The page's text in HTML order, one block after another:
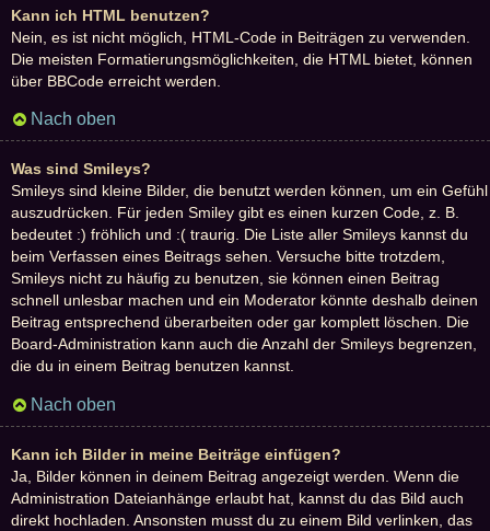
Kann ich HTML benutzen?
Nein, es ist nicht möglich, HTML-Code in Beiträgen zu verwenden.
Die meisten Formatierungsmöglichkeiten, die HTML bietet, können
über BBCode erreicht werden.
Nach oben
Was sind Smileys?
Smileys sind kleine Bilder, die benutzt werden können, um ein Gefühl
auszudrücken. Für jeden Smiley gibt es einen kurzen Code, z. B.
bedeutet :) fröhlich und :( traurig. Die Liste aller Smileys kannst du
beim Verfassen eines Beitrags sehen. Versuche bitte trotzdem,
Smileys nicht zu häufig zu benutzen, sie können einen Beitrag
schnell unlesbar machen und ein Moderator könnte deshalb deinen
Beitrag entsprechend überarbeiten oder gar komplett löschen. Die
Board-Administration kann auch die Anzahl der Smileys begrenzen,
die du in einem Beitrag benutzen kannst.
Nach oben
Kann ich Bilder in meine Beiträge einfügen?
Ja, Bilder können in deinem Beitrag angezeigt werden. Wenn die
Administration Dateianhänge erlaubt hat, kannst du das Bild auch
direkt hochladen. Ansonsten musst du zu einem Bild verlinken, das